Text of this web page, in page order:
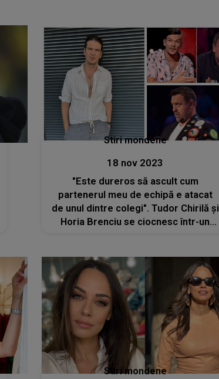
Stiri mondene
18 nov 2023
"Este dureros să ascult cum
partenerul meu de echipă e atacat
de unul dintre colegi". Tudor Chirilă și
Horia Brenciu se ciocnesc într-un
nu sări pe el, gata!"
Stiri mondene